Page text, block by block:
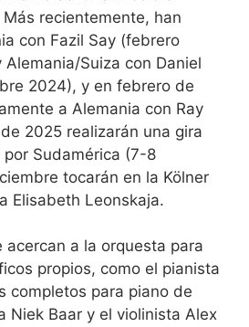
recientemente, han
con Fazil Say (febrero
Suiza con Daniel
2024), y en febrero de
a Alemania con Ray
2025 realizarán una gira
Sudamérica (7-8
tocarán en la Kölner
Elisabeth Leonskaja.
acercan a la orquesta para
propios, como el pianista
completos para piano de
Niek Baar y el violinista Alex